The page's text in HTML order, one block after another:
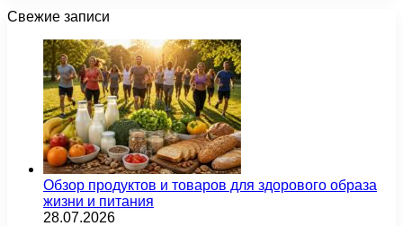
Свежие записи
Обзор продуктов и товаров для здорового образа
жизни и питания
28.07.2026